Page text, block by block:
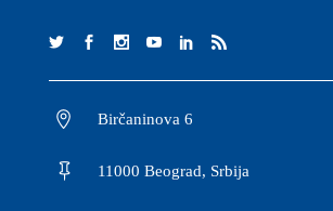
Birčaninova 6
11000 Beograd, Srbija